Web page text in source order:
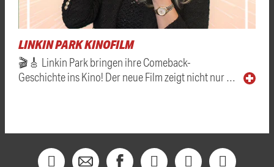
LINKIN PARK KINOFILM
🎬🎸 Linkin Park bringen ihre Comeback-
Geschichte ins Kino! Der neue Film zeigt nicht nur …